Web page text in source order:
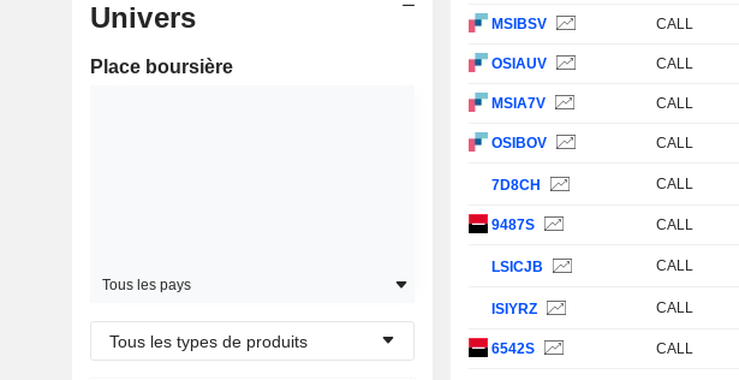
Univers
Place boursière
Tous les pays
Tous les types de produits
MSIBSV CALL
OSIAUV CALL
MSIA7V CALL
OSIBOV CALL
7D8CH CALL
9487S CALL
LSICJB CALL
ISIYRZ CALL
6542S CALL